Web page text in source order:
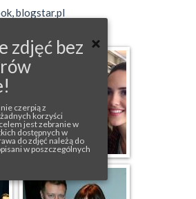
blogstar.pl
zdjęć bez
czerpią z
korzyści
jest zebranie w
dostępnych w
do zdjęć należą do
w poszczególnych